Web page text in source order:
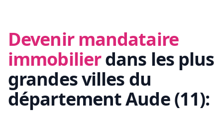
Devenir mandataire
immobilierdans les plus
grandes villes du
départementAude(11):